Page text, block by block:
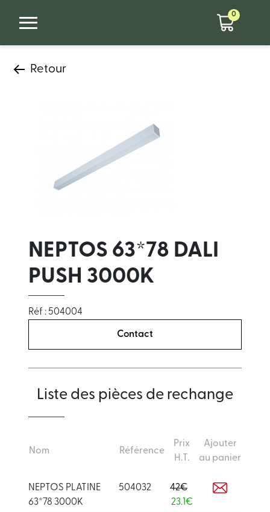
0
Retour
NEPTOS 63*78 DALI
PUSH 3000K
Réf : 504004
Contact
Liste des pièces de rechange
Nom Référence
Prix
H.T.
Ajouter
au panier
NEPTOS PLATINE
63*78 3000K
504032
42€
23.1€